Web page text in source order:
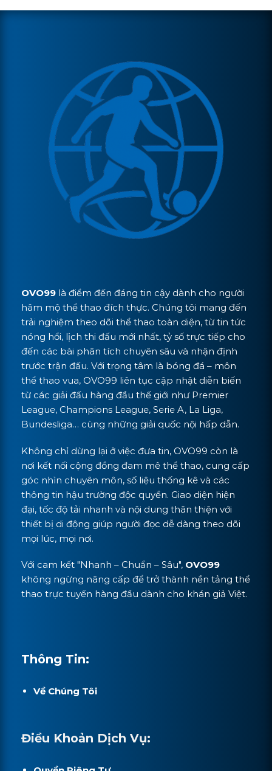
OVO99 là điểm đến đáng tin cậy dành cho người
hâm mộ thể thao đích thực. Chúng tôi mang đến
trải nghiệm theo dõi thể thao toàn diện, từ tin tức
nóng hổi, lịch thi đấu mới nhất, tỷ số trực tiếp cho
đến các bài phân tích chuyên sâu và nhận định
trước trận đấu. Với trọng tâm là bóng đá – môn
thể thao vua, OVO99 liên tục cập nhật diễn biến
từ các giải đấu hàng đầu thế giới như Premier
League, Champions League, Serie A, La Liga,
Bundesliga… cùng những giải quốc nội hấp dẫn.
Không chỉ dừng lại ở việc đưa tin, OVO99 còn là
nơi kết nối cộng đồng đam mê thể thao, cung cấp
góc nhìn chuyên môn, số liệu thống kê và các
thông tin hậu trường độc quyền. Giao diện hiện
đại, tốc độ tải nhanh và nội dung thân thiện với
thiết bị di động giúp người đọc dễ dàng theo dõi
mọi lúc, mọi nơi.
Với cam kết "Nhanh – Chuẩn – Sâu", OVO99
không ngừng nâng cấp để trở thành nền tảng thể
thao trực tuyến hàng đầu dành cho khán giả Việt.
Thông Tin:
Về Chúng Tôi
Điều Khoản Dịch Vụ: